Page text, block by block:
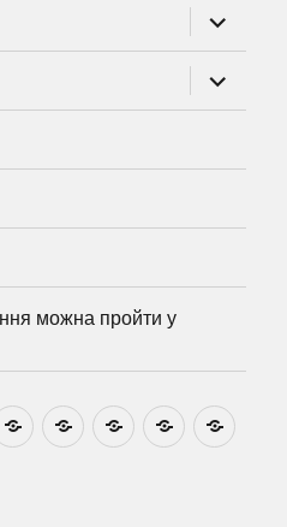
підменю
підменю
можна пройти у
Про
центр
План
графік
Розумовські
зустрічі
Реєстрація